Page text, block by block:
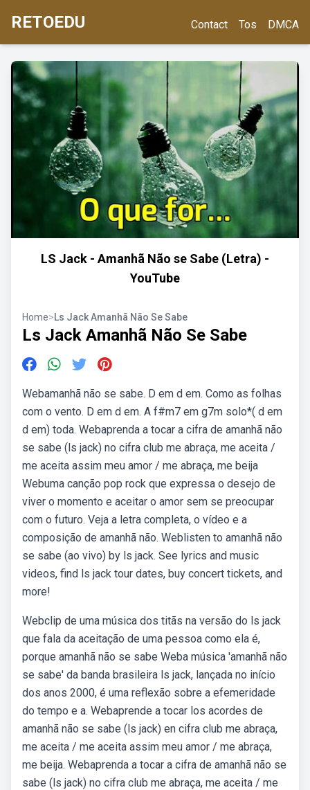
RETOEDU Contact Tos DMCA
LS Jack - Amanhã Não se Sabe (Letra) -
YouTube
Home>Ls Jack Amanhã Não Se Sabe
Ls Jack Amanhã Não Se Sabe
Webamanhã não se sabe. D em d em. Como as folhas
com o vento. D em d em. A f#m7 em g7m solo*( d em
d em) toda. Webaprenda a tocar a cifra de amanhã não
se sabe (ls jack) no cifra club me abraça, me aceita /
me aceita assim meu amor / me abraça, me beija
Webuma canção pop rock que expressa o desejo de
viver o momento e aceitar o amor sem se preocupar
com o futuro. Veja a letra completa, o vídeo e a
composição de amanhã não. Weblisten to amanhã não
se sabe (ao vivo) by ls jack. See lyrics and music
videos, find ls jack tour dates, buy concert tickets, and
more!
Webclip de uma música dos titãs na versão do ls jack
que fala da aceitação de uma pessoa como ela é,
porque amanhã não se sabe Weba música 'amanhã não
se sabe' da banda brasileira ls jack, lançada no início
dos anos 2000, é uma reflexão sobre a efemeridade
do tempo e a. Webaprende a tocar los acordes de
amanhã não se sabe (ls jack) en cifra club me abraça,
me aceita / me aceita assim meu amor / me abraça,
me beija. Webaprenda a tocar a cifra de amanhã não se
sabe (ls jack) no cifra club me abraça, me aceita / me